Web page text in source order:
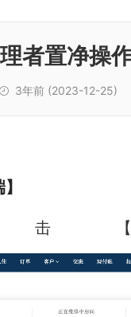
者置净操
3年前 (2023-12-25)